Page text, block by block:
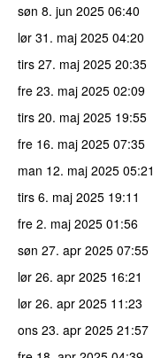
søn 8. jun 2025 06:40
lør 31. maj 2025 04:20
tirs 27. maj 2025 20:35
fre 23. maj 2025 02:09
tirs 20. maj 2025 19:55
fre 16. maj 2025 07:35
man 12. maj 2025 05:21
tirs 6. maj 2025 19:11
fre 2. maj 2025 01:56
søn 27. apr 2025 07:55
lør 26. apr 2025 16:21
lør 26. apr 2025 11:23
ons 23. apr 2025 21:57